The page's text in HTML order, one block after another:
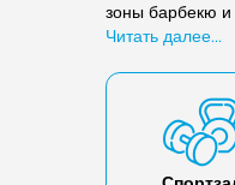
зоны барбекю
Читать далее...